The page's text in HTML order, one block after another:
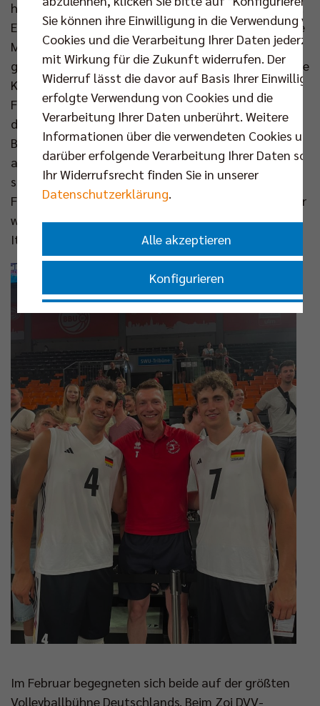
hat man erlebt und kann einem keiner mehr nehmen.
Es ist auch ein Moment, wo man zurückblickt auf die
Menge an Trainingsstunden, die man in den Sport
gesteckt hat und sich so auszahlen.“ Zuletzt steckte
Kunstmann diese Energie im Trikot des VfB
Friedrichshafen in seine berufliche Leidenschaft,
doch es war nicht seine erste Station in der
Bundesliga. Bevor der Lockenschopf für fünf Jahre
an der kanadischen University of Calgary Informatik
studierte,zählte Louis zum Kader der United Volleys
Frankfurt. Sein Heimatverein ist der TuS Kriftel, wo er
wie Bruder Joscha (den es nun von Lüneburg nach
Italien zieht) seine ersten Schritte machte.
Im Februar begegneten sich beide auf der größten
Volleyballbühne Deutschlands. Beim Zoi DVV-
Sie können ihre Einwilligung in die Verwendung
Cookies und die Verarbeitung Ihrer Daten
mit Wirkung für die Zukunft widerrufen. Der
Widerruf lässt die davor auf Basis Ihrer
erfolgte Verwendung von Cookies und die
Verarbeitung Ihrer Daten unberührt. Weitere
Informationen über die verwendeten Cookies und
darüber erfolgende Verarbeitung Ihrer Daten
Ihr Widerrufsrecht finden Sie in unserer
Datenschutzerklärung.
Alle akzeptieren
Konfigurieren
Nur essenzielle Cookies akzeptieren
Impressum|Datenschutzerklärung